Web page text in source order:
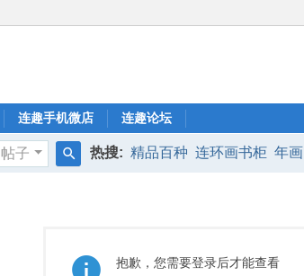
连趣手机微店 连趣论坛
帖子 热搜: 精品百种 连环画书柜 年画
抱歉，您需要登录后才能查看